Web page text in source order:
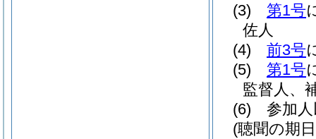
(3)
第1号
佐人
(4)
前3号
(5)
第1号
監督人、
(6)
参加
(聴聞の期